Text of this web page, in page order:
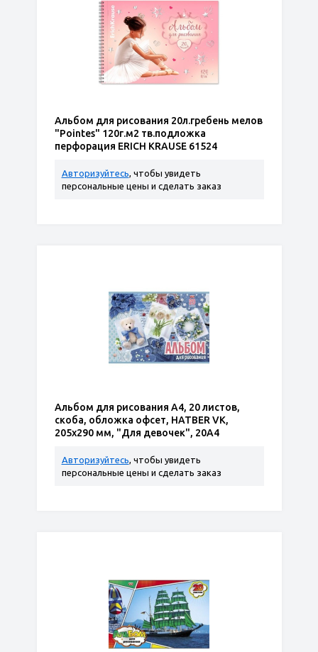
Альбом для рисования 20л.гребень мелов
"Pointes" 120г.м2 тв.подложка
перфорация ERICH KRAUSE 61524
Авторизуйтесь, чтобы увидеть
персональные цены и сделать заказ
Альбом для рисования А4, 20 листов,
скоба, обложка офсет, HATBER VK,
205х290 мм, "Для девочек", 20А4
Авторизуйтесь, чтобы увидеть
персональные цены и сделать заказ